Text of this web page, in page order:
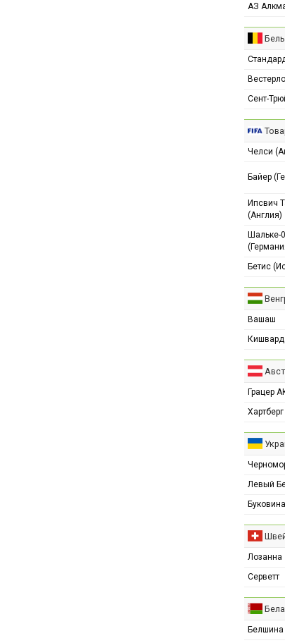
АЗ
Вестерло
Сент-
Челси
Байер
Ипсвич
(Англия)
Шальке-
Бетис
Вашаш
Грацер
Хартберг
Левый
Буковина
Лозанна
Серветт
Белшина